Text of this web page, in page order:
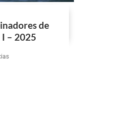
de
– 2025